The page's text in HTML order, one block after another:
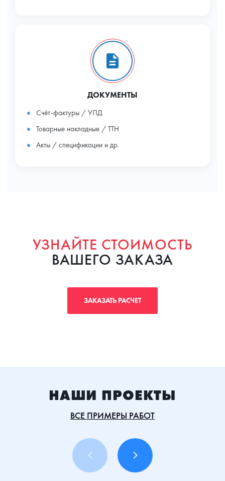
ДОКУМЕНТЫ
Счёт-фактуры / УПД
Товарные накладные / ТТН
Акты / спецификации и др.
УЗНАЙТЕ СТОИМОСТЬ
ВАШЕГО ЗАКАЗА
ЗАКАЗАТЬ РАСЧЕТ
НАШИ ПРОЕКТЫ
ВСЕ ПРИМЕРЫ РАБОТ